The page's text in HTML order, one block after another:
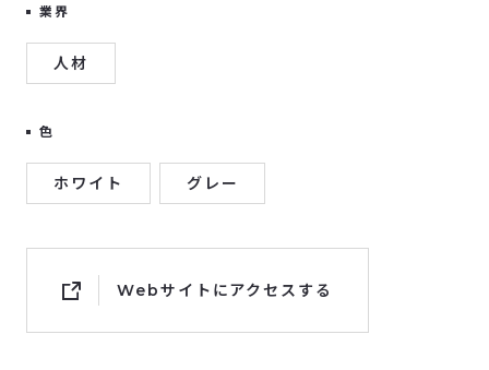
業界
人材
色
ホワイト グレー
Webサイトにアクセスする